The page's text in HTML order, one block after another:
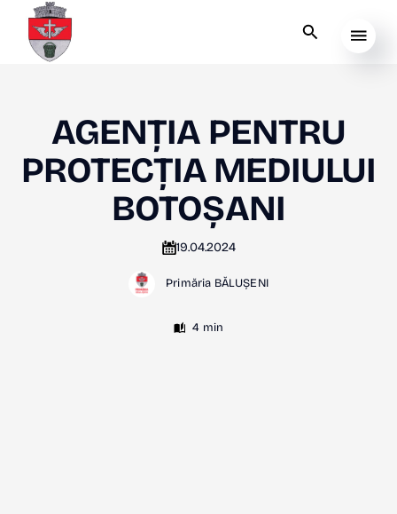
AGENȚIA PENTRU
PROTECȚIA MEDIULUI
BOTOȘANI
19.04.2024
Primăria BĂLUȘENI
4 min